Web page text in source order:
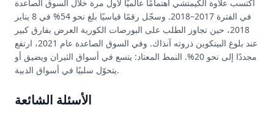
اكتسب علاوة الكيمتشي اهتمامًا عالميًا لأول مرة خلال السوق الصاعدة
في الفترة 2017–2018. وسجّل رقمًا قياسيًا بلغ نحو 54% في 8 يناير
2018، حين تجاوز الطلب على البورصات الكورية العرض بفارق كبير
عند بلوغ البيتكوين ذروته آنذاك. وفي السوق الصاعدة عام 2021، ارتفع
مجددًا إلى نحو 20%. النمط المعتاد: يتسع في أسواق الثيران ويضيق أو
يتحوّل سلبيًا في أسواق الدببة.
الأسئلة الشائعة